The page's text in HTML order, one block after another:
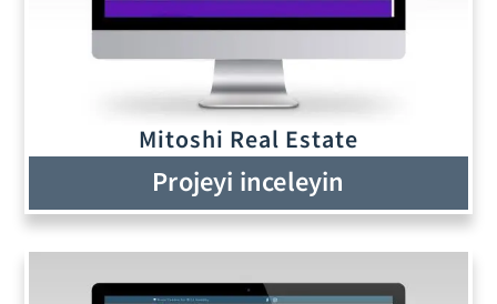
Mitoshi Real Estate
Projeyi inceleyin